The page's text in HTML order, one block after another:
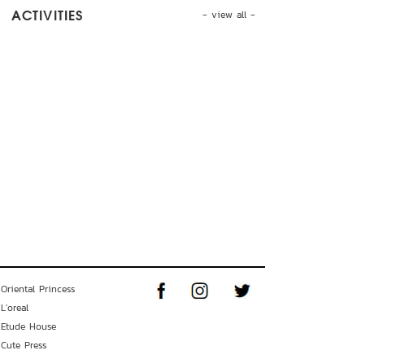
- view all -
ACTIVITIES
Oriental Princess
L'oreal
Etude House
Cute Press